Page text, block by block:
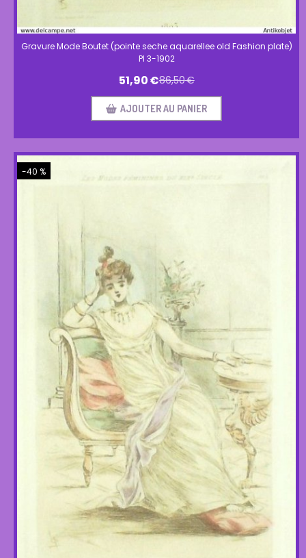
Gravure Mode Boutet (pointe seche aquarellee old Fashion plate)
Pl 3-1902
51,90€86,50€
AJOUTER AU PANIER
-40 %